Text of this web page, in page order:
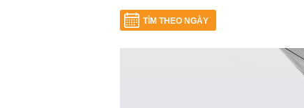
TÌM THEO NGÀY